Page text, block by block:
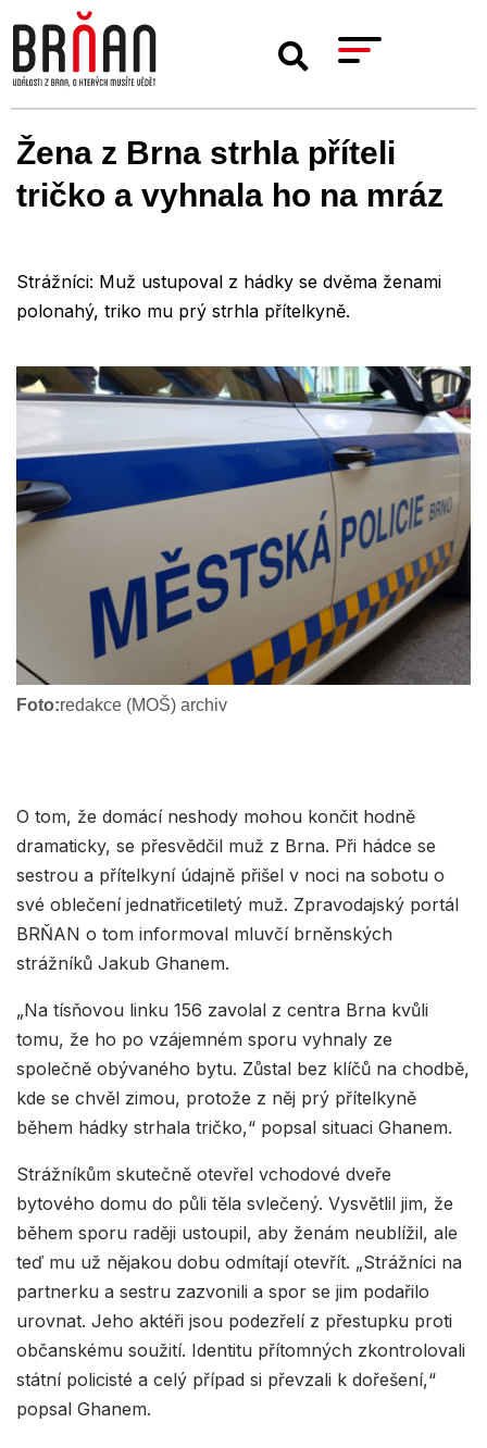
Žena z Brna strhla příteli
tričko a vyhnala ho na mráz
Strážníci: Muž ustupoval z hádky se dvěma ženami
polonahý, triko mu prý strhla přítelkyně.
Foto:redakce (MOŠ) archiv
O tom, že domácí neshody mohou končit hodně
dramaticky, se přesvědčil muž z Brna. Při hádce se
sestrou a přítelkyní údajně přišel v noci na sobotu o
své oblečení jednatřicetiletý muž. Zpravodajský portál
BRŇAN o tom informoval mluvčí brněnských
strážníků Jakub Ghanem.
„Na tísňovou linku 156 zavolal z centra Brna kvůli
tomu, že ho po vzájemném sporu vyhnaly ze
společně obývaného bytu. Zůstal bez klíčů na chodbě,
kde se chvěl zimou, protože z něj prý přítelkyně
během hádky strhala tričko,“ popsal situaci Ghanem.
Strážníkům skutečně otevřel vchodové dveře
bytového domu do půli těla svlečený. Vysvětlil jim, že
během sporu raději ustoupil, aby ženám neublížil, ale
teď mu už nějakou dobu odmítají otevřít. „Strážníci na
partnerku a sestru zazvonili a spor se jim podařilo
urovnat. Jeho aktéři jsou podezřelí z přestupku proti
občanskému soužití. Identitu přítomných zkontrolovali
státní policisté a celý případ si převzali k dořešení,“
popsal Ghanem.